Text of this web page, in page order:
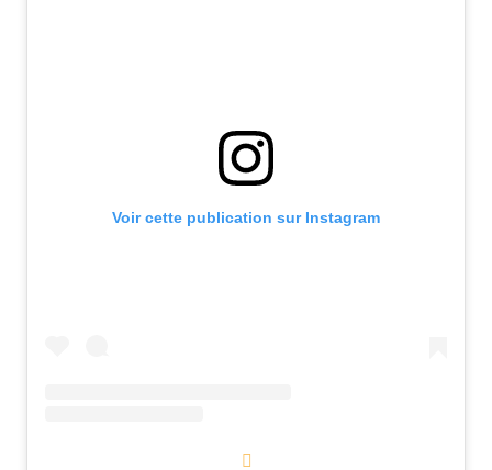
Voir cette publication sur Instagram